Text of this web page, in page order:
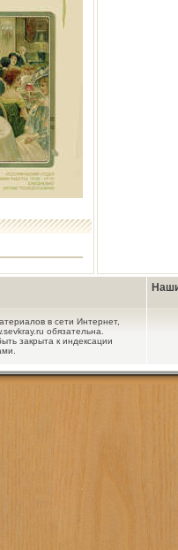
в сети Интернет,
обязательна.
закрыта к индексации